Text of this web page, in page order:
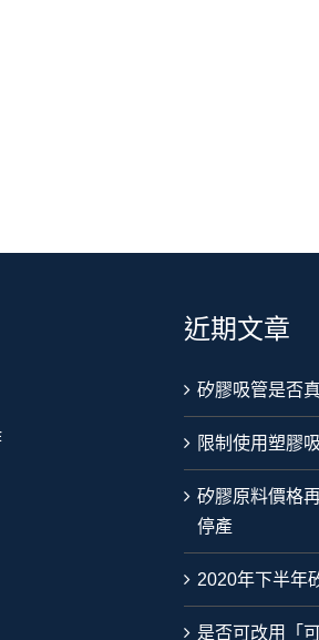
近期文章
矽膠吸管是否
限制使用塑膠
矽膠原料價格
停產
2020年下半年
是否可改用「